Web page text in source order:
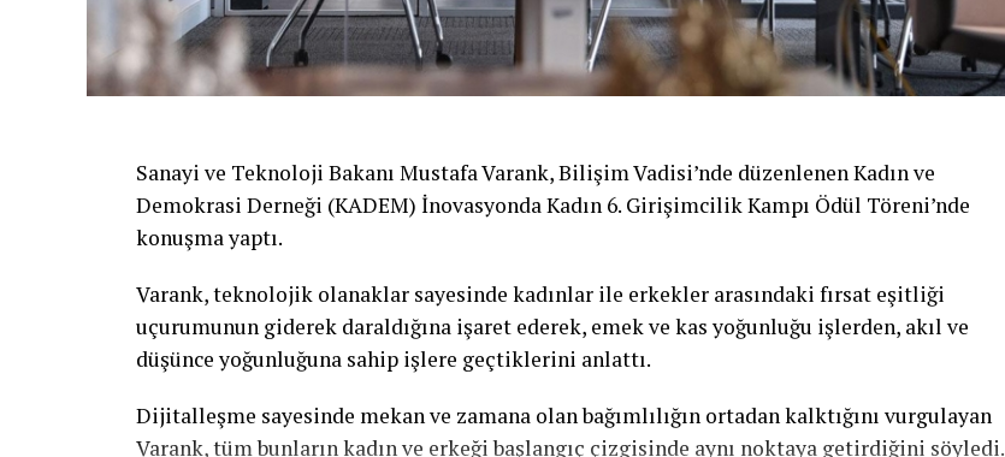
Sanayi ve Teknoloji Bakanı Mustafa Varank, Bilişim Vadisi’nde düzenlenen Kadın ve
Demokrasi Derneği (KADEM) İnovasyonda Kadın 6. Girişimcilik Kampı Ödül Töreni’nde
konuşma yaptı.
Varank, teknolojik olanaklar sayesinde kadınlar ile erkekler arasındaki fırsat eşitliği
uçurumunun giderek daraldığına işaret ederek, emek ve kas yoğunluğu işlerden, akıl ve
düşünce yoğunluğuna sahip işlere geçtiklerini anlattı.
Dijitalleşme sayesinde mekan ve zamana olan bağımlılığın ortadan kalktığını vurgulayan
Varank, tüm bunların kadın ve erkeği başlangıç çizgisinde aynı noktaya getirdiğini söyledi.